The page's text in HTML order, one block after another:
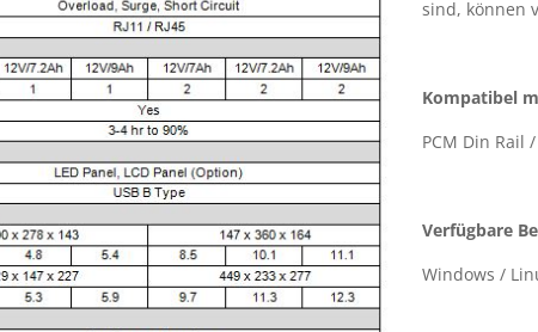
sind, können
Kompatibel
PCM Din Rail
Verfügbare
Windows /